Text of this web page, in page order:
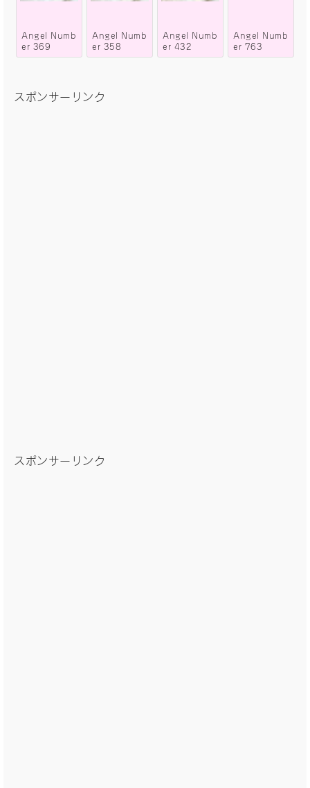
Angel Numb
er 369
Angel Numb
er 358
Angel Numb
er 432
Angel Numb
er 763
スポンサーリンク
スポンサーリンク